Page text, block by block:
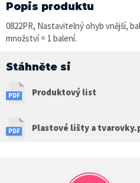
Popis produktu
0822PR, Nastavitelný ohyb vnější,
množství = 1 balení.
Stáhněte si
Produktový list
Plastové lišty a